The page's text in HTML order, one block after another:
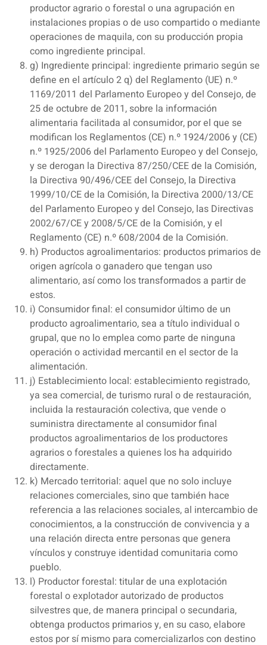
productor agrario o forestal o una agrupación en
instalaciones propias o de uso compartido o mediante
operaciones de maquila, con su producción propia
como ingrediente principal.
g) Ingrediente principal: ingrediente primario según se
define en el artículo 2 q) del Reglamento (UE) n.º
1169/2011 del Parlamento Europeo y del Consejo, de
25 de octubre de 2011, sobre la información
alimentaria facilitada al consumidor, por el que se
modifican los Reglamentos (CE) n.º 1924/2006 y (CE)
n.º 1925/2006 del Parlamento Europeo y del Consejo,
y se derogan la Directiva 87/250/CEE de la Comisión,
la Directiva 90/496/CEE del Consejo, la Directiva
1999/10/CE de la Comisión, la Directiva 2000/13/CE
del Parlamento Europeo y del Consejo, las Directivas
2002/67/CE y 2008/5/CE de la Comisión, y el
Reglamento (CE) n.º 608/2004 de la Comisión.
h) Productos agroalimentarios: productos primarios de
origen agrícola o ganadero que tengan uso
alimentario, así como los transformados a partir de
estos.
i) Consumidor final: el consumidor último de un
producto agroalimentario, sea a título individual o
grupal, que no lo emplea como parte de ninguna
operación o actividad mercantil en el sector de la
alimentación.
j) Establecimiento local: establecimiento registrado,
ya sea comercial, de turismo rural o de restauración,
incluida la restauración colectiva, que vende o
suministra directamente al consumidor final
productos agroalimentarios de los productores
agrarios o forestales a quienes los ha adquirido
directamente.
k) Mercado territorial: aquel que no solo incluye
relaciones comerciales, sino que también hace
referencia a las relaciones sociales, al intercambio de
conocimientos, a la construcción de convivencia y a
una relación directa entre personas que genera
vínculos y construye identidad comunitaria como
pueblo.
l) Productor forestal: titular de una explotación
forestal o explotador autorizado de productos
silvestres que, de manera principal o secundaria,
obtenga productos primarios y, en su caso, elabore
estos por sí mismo para comercializarlos con destino